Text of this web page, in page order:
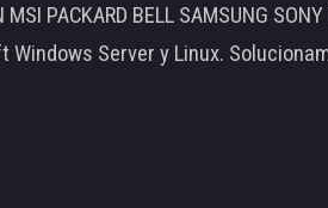
MSI PACKARD BELL SAMSUNG
Server y Linux.